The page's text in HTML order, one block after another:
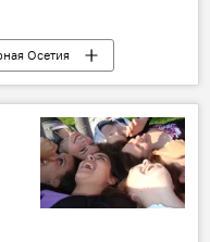
Осетия